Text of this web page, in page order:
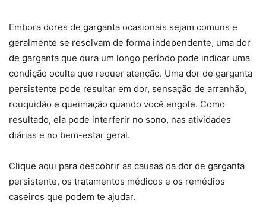
Embora dores de garganta ocasionais sejam comuns e
geralmente se resolvam de forma independente, uma dor
de garganta que dura um longo período pode indicar uma
condição oculta que requer atenção. Uma dor de garganta
persistente pode resultar em dor, sensação de arranhão,
rouquidão e queimação quando você engole. Como
resultado, ela pode interferir no sono, nas atividades
diárias e no bem-estar geral.
Clique aqui para descobrir as causas da dor de garganta
persistente, os tratamentos médicos e os remédios
caseiros que podem te ajudar.